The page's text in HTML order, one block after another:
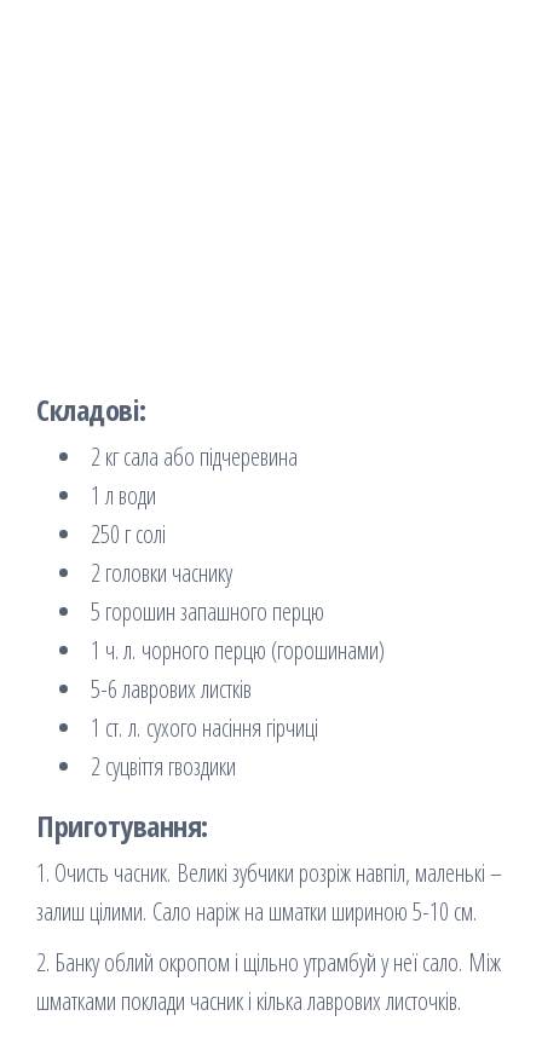
Складові:
2 кг сала або підчеревина
1 л води
250 г солі
2 головки часнику
5 горошин запашного перцю
1 ч. л. чорного перцю (горошинами)
5-6 лаврових листків
1 ст. л. сухого насіння гірчиці
2 суцвіття гвоздики
Приготування:
1. Очисть часник. Великі зубчики розріж навпіл, маленькі –
залиш цілими. Сало наріж на шматки шириною 5-10 см.
2. Банку облий окропом і щільно утрамбуй у неї сало. Між
шматками поклади часник і кілька лаврових листочків.